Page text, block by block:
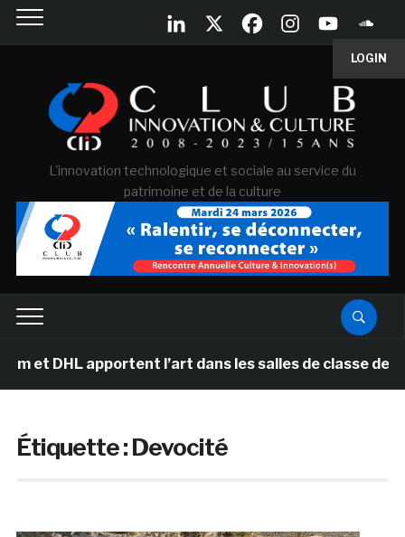
LOGIN
L'innovation technologique et sociale au service du
patrimoine et de la culture
DHL apportent l’art dans les salles de classe des
Étiquette :Devocité